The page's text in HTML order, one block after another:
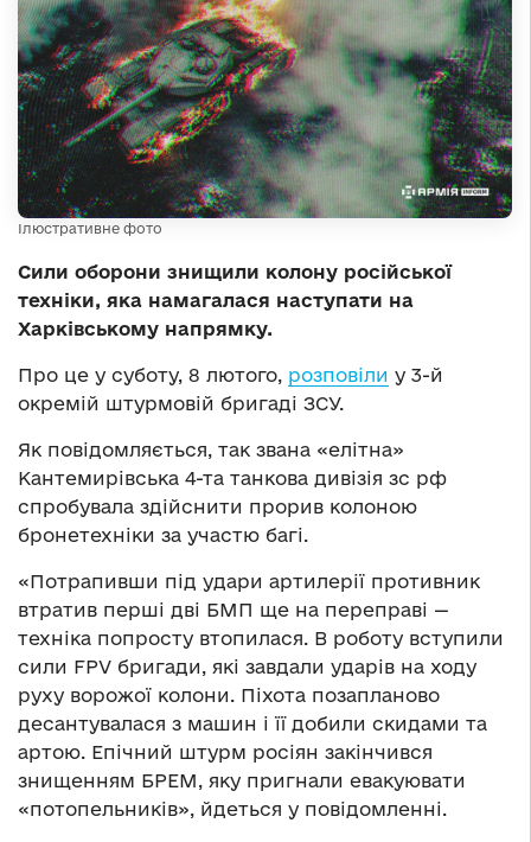
Ілюстративне фото
Сили оборони знищили колону російської
техніки, яка намагалася наступати на
Харківському напрямку.
Про це у суботу, 8 лютого, розповіли у 3-й
окремій штурмовій бригаді ЗСУ.
Як повідомляється, так звана «елітна»
Кантемирівська 4-та танкова дивізія зс рф
спробувала здійснити прорив колоною
бронетехніки за участю багі.
«Потрапивши під удари артилерії противник
втратив перші дві БМП ще на переправі —
техніка попросту втопилася. В роботу вступили
сили FPV бригади, які завдали ударів на ходу
руху ворожої колони. Піхота позапланово
десантувалася з машин і її добили скидами та
артою. Епічний штурм росіян закінчився
знищенням БРЕМ, яку пригнали евакуювати
«потопельників», йдеться у повідомленні.